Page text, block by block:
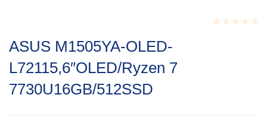
ASUS M1505YA-OLED-
L72115,6″OLED/Ryzen 7
7730U16GB/512SSD